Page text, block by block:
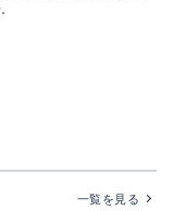
一覧を見る